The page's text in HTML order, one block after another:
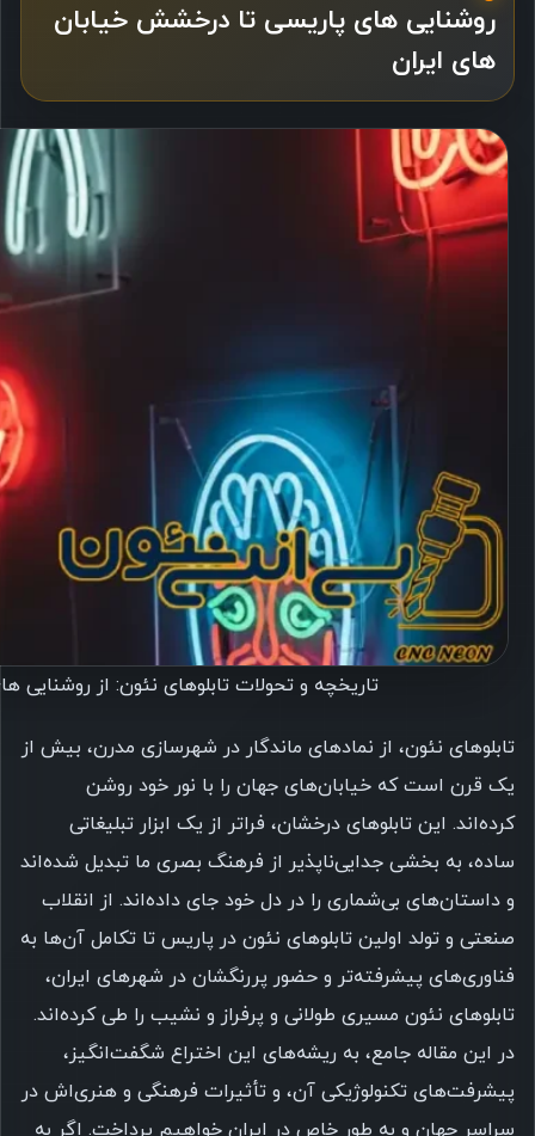
روشنایی های پاریسی تا درخشش خیابان
های ایران
تاریخچه و تحولات تابلوهای نئون: از
تابلوهای نئون، از نمادهای ماندگار در شهرسازی مدرن، بیش از
یک قرن است که خیابان‌های جهان را با نور خود روشن
کرده‌اند. این تابلوهای درخشان، فراتر از یک ابزار تبلیغاتی
ساده، به بخشی جدایی‌ناپذیر از فرهنگ بصری ما تبدیل شده‌اند
و داستان‌های بی‌شماری را در دل خود جای داده‌اند. از انقلاب
صنعتی و تولد اولین تابلوهای نئون در پاریس تا تکامل آن‌ها به
فناوری‌های پیشرفته‌تر و حضور پررنگشان در شهرهای ایران،
تابلوهای نئون مسیری طولانی و پرفراز و نشیب را طی کرده‌اند.
در این مقاله جامع، به ریشه‌های این اختراع شگفت‌انگیز،
پیشرفت‌های تکنولوژیکی آن، و تأثیرات فرهنگی و هنری‌اش در
سراسر جهان و به طور خاص در ایران خواهیم پرداخت. اگر به